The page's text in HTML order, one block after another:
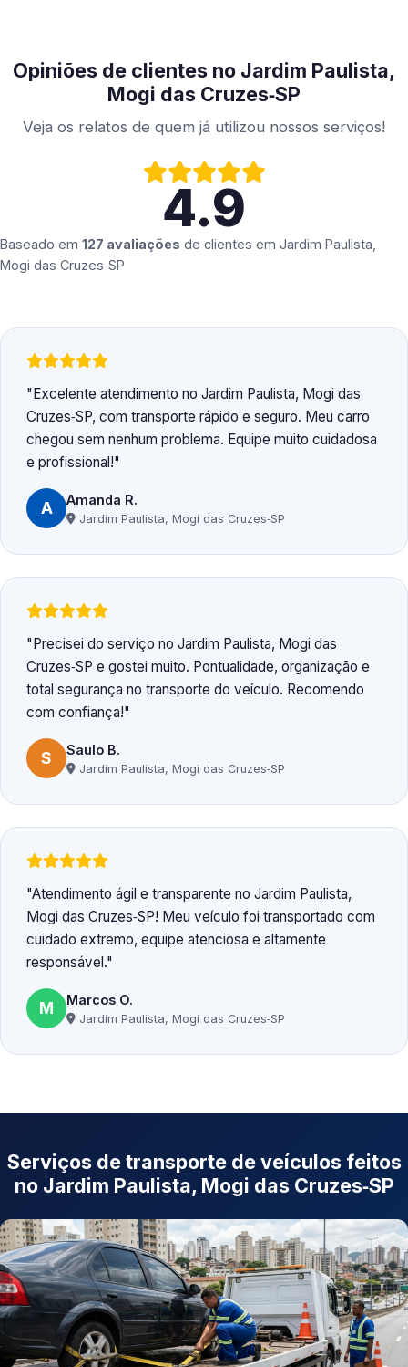
Opiniões de clientes no Jardim Paulista,
Mogi das Cruzes‑SP
Veja os relatos de quem já utilizou nossos serviços!
4.9
Baseado em 127 avaliações de clientes em Jardim Paulista,
Mogi das Cruzes‑SP
Excelente atendimento no Jardim Paulista, Mogi das
Cruzes‑SP, com transporte rápido e seguro. Meu carro
chegou sem nenhum problema. Equipe muito cuidadosa
e profissional!
A Amanda R.
Jardim Paulista, Mogi das Cruzes‑SP
Precisei do serviço no Jardim Paulista, Mogi das
Cruzes‑SP e gostei muito. Pontualidade, organização e
total segurança no transporte do veículo. Recomendo
com confiança!
S Saulo B.
Jardim Paulista, Mogi das Cruzes‑SP
Atendimento ágil e transparente no Jardim Paulista,
Mogi das Cruzes‑SP! Meu veículo foi transportado com
cuidado extremo, equipe atenciosa e altamente
responsável.
M Marcos O.
Jardim Paulista, Mogi das Cruzes‑SP
Serviços de transporte de veículos feitos
no Jardim Paulista, Mogi das Cruzes‑SP